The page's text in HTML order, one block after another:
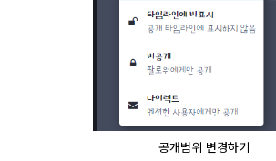
공개범위 변경하기